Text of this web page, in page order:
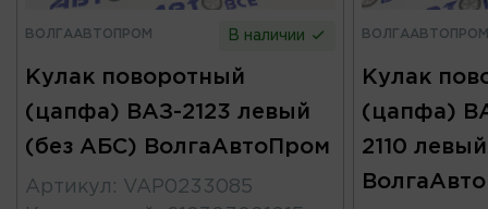
ВОЛГААВТОПРОМ В наличии
Кулак поворотный
(цапфа) ВАЗ-2123 левый
(без АБС) ВолгаАвтоПром
Артикул : VAP0233085
ВОЛГААВТОПРОМ
Кулак
(цапфа)
2110